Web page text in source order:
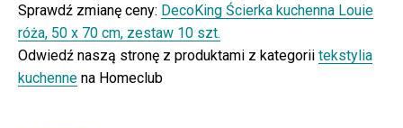
Sprawdź zmianę ceny: DecoKing Ścierka kuchenna Louie
róża, 50 x 70 cm, zestaw 10 szt.
Odwiedź naszą stronę z produktami z kategorii tekstylia
kuchenne na Homeclub